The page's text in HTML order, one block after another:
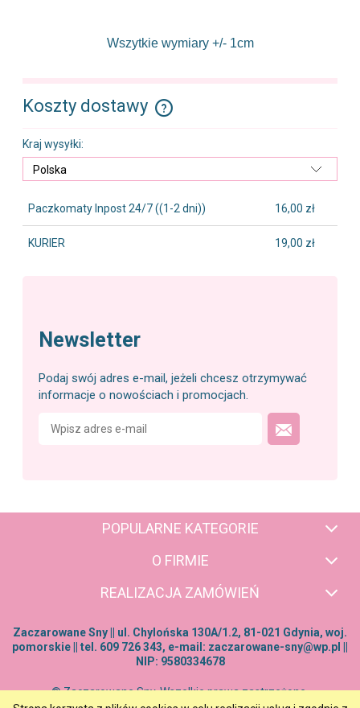
Wszytkie wymiary +/- 1cm
Koszty dostawy
Cena nie zawiera ewentualnych kosztów płatności
Kraj wysyłki:
Paczkomaty Inpost 24/7((1-2 dni)) 16,00 zł
KURIER 19,00 zł
Newsletter
Podaj swój adres e-mail, jeżeli chcesz otrzymywać
informacje o nowościach i promocjach.
POPULARNE KATEGORIE
O FIRMIE
REALIZACJA ZAMÓWIEŃ
Zaczarowane Sny || ul. Chylońska 130A/1.2, 81-021 Gdynia, woj.
pomorskie || tel. 609 726 343, e-mail: zaczarowane-sny@wp.pl
NIP: 9580334678
© Zaczarowane Sny. Wszelkie prawa zastrzeżone.